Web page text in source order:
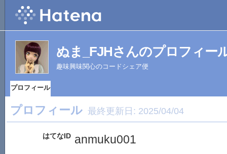
ぬま_FJHさんのプロフィー
趣味興味関心のコードシェア便
プロフィール
プロフィール 最終更新日: 2025/04/04
はてなID anmuku001